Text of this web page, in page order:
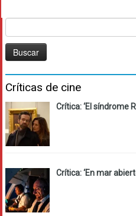
Críticas de cine
Crítica: ‘El síndrome
Crítica: ‘En mar